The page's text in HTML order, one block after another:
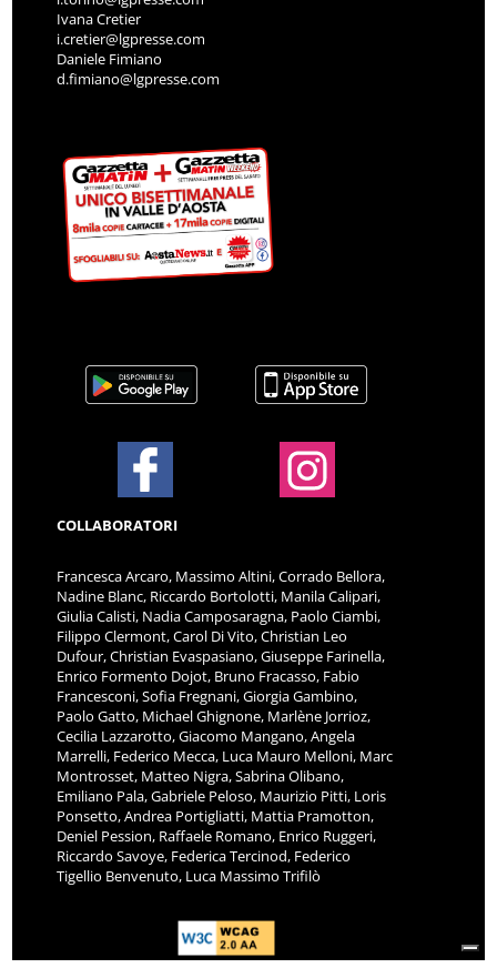
Ivana Cretier
i.cretier@lgpresse.com
Daniele Fimiano
d.fimiano@lgpresse.com
COLLABORATORI
Francesca Arcaro, Massimo Altini, Corrado Bellora,
Nadine Blanc, Riccardo Bortolotti, Manila Calipari,
Giulia Calisti, Nadia Camposaragna, Paolo Ciambi,
Filippo Clermont, Carol Di Vito, Christian Leo
Dufour, Christian Evaspasiano, Giuseppe Farinella,
Enrico Formento Dojot, Bruno Fracasso, Fabio
Francesconi, Sofia Fregnani, Giorgia Gambino,
Paolo Gatto, Michael Ghignone, Marlène Jorrioz,
Cecilia Lazzarotto, Giacomo Mangano, Angela
Marrelli, Federico Mecca, Luca Mauro Melloni, Marc
Montrosset, Matteo Nigra, Sabrina Olibano,
Emiliano Pala, Gabriele Peloso, Maurizio Pitti, Loris
Ponsetto, Andrea Portigliatti, Mattia Pramotton,
Deniel Pession, Raffaele Romano, Enrico Ruggeri,
Riccardo Savoye, Federica Tercinod, Federico
Tigellio Benvenuto, Luca Massimo Trifilò